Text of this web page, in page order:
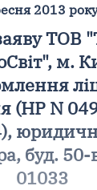
2013
ТОВ
м.
(НР N
буд.
01033